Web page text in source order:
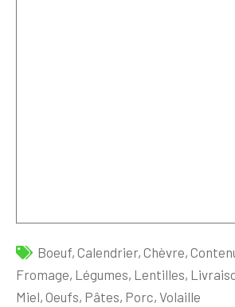
Boeuf, Calendrier, Chèvre,
Fromage, Légumes, Lentilles,
Miel, Oeufs, Pâtes, Porc, Volaille